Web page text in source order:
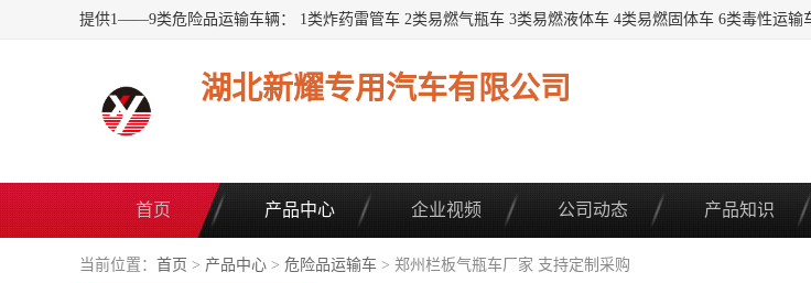
湖北新耀专用汽车有限公司
首页 产品中心 企业视频 公司动态 产品知识
当前位置： 首页 > 产品中心 > 危险品运输车 > 郑州栏板气瓶车厂家 支持定制采购